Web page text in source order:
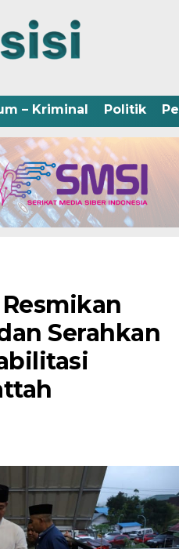
– Kriminal Politik
Serahkan